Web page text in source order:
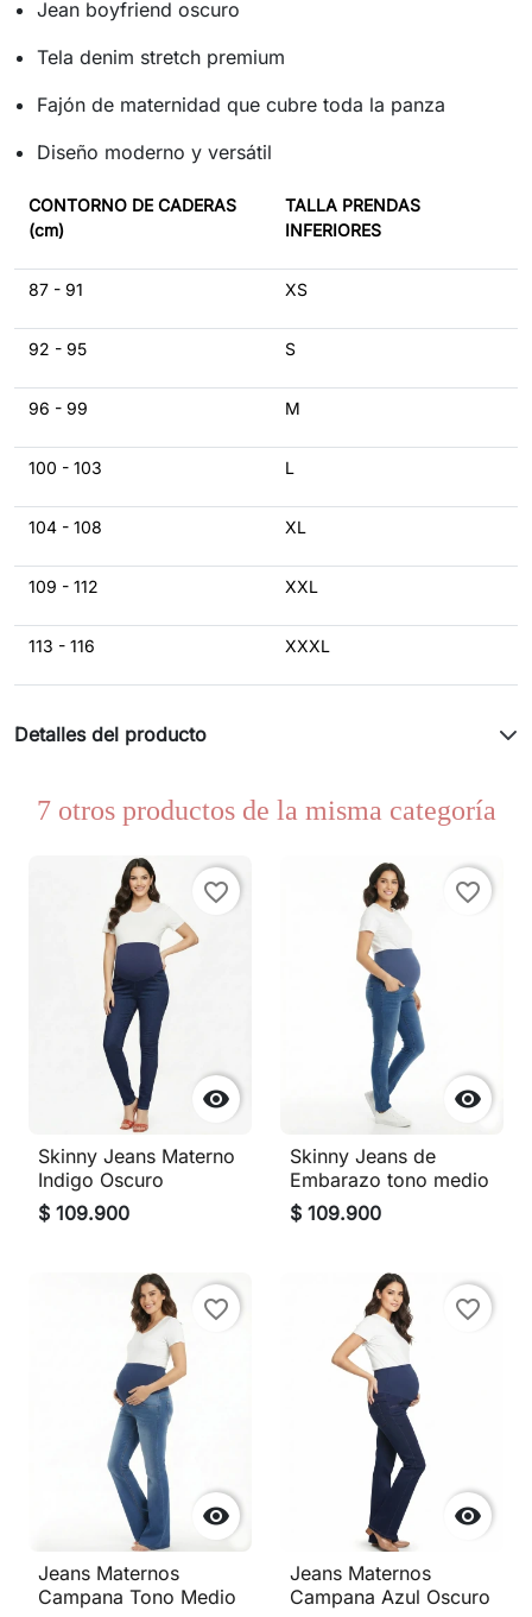
Jean boyfriend oscuro
Tela denim stretch premium
Fajón de maternidad que cubre toda la panza
Diseño moderno y versátil
CONTORNO DE CADERAS
(cm)
TALLA PRENDAS
INFERIORES
87 - 91 XS
92 - 95 S
96 - 99 M
100 - 103 L
104 - 108 XL
109 - 112 XXL
113 - 116 XXXL
Detalles del producto
7 otros productos de la misma categoría

favorite_border
Skinny Jeans Materno
Indigo Oscuro
$ 109.900

favorite_border
Skinny Jeans de
Embarazo tono medio
$ 109.900

favorite_border
Jeans Maternos
Campana Tono Medio

favorite_border
Jeans Maternos
Campana Azul Oscuro